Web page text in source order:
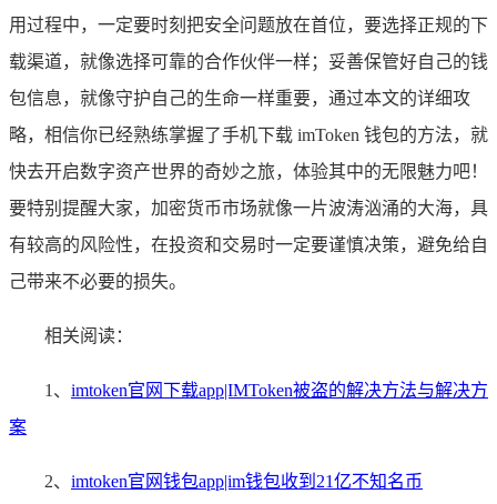
用过程中，一定要时刻把安全问题放在首位，要选择正规的下
载渠道，就像选择可靠的合作伙伴一样；妥善保管好自己的钱
包信息，就像守护自己的生命一样重要，通过本文的详细攻
略，相信你已经熟练掌握了手机下载 imToken 钱包的方法，就
快去开启数字资产世界的奇妙之旅，体验其中的无限魅力吧！
要特别提醒大家，加密货币市场就像一片波涛汹涌的大海，具
有较高的风险性，在投资和交易时一定要谨慎决策，避免给自
己带来不必要的损失。
相关阅读：
1、 imtoken官网下载app|IMToken被盗的解决方法与解决方
案
2、 imtoken官网钱包app|im钱包收到21亿不知名币